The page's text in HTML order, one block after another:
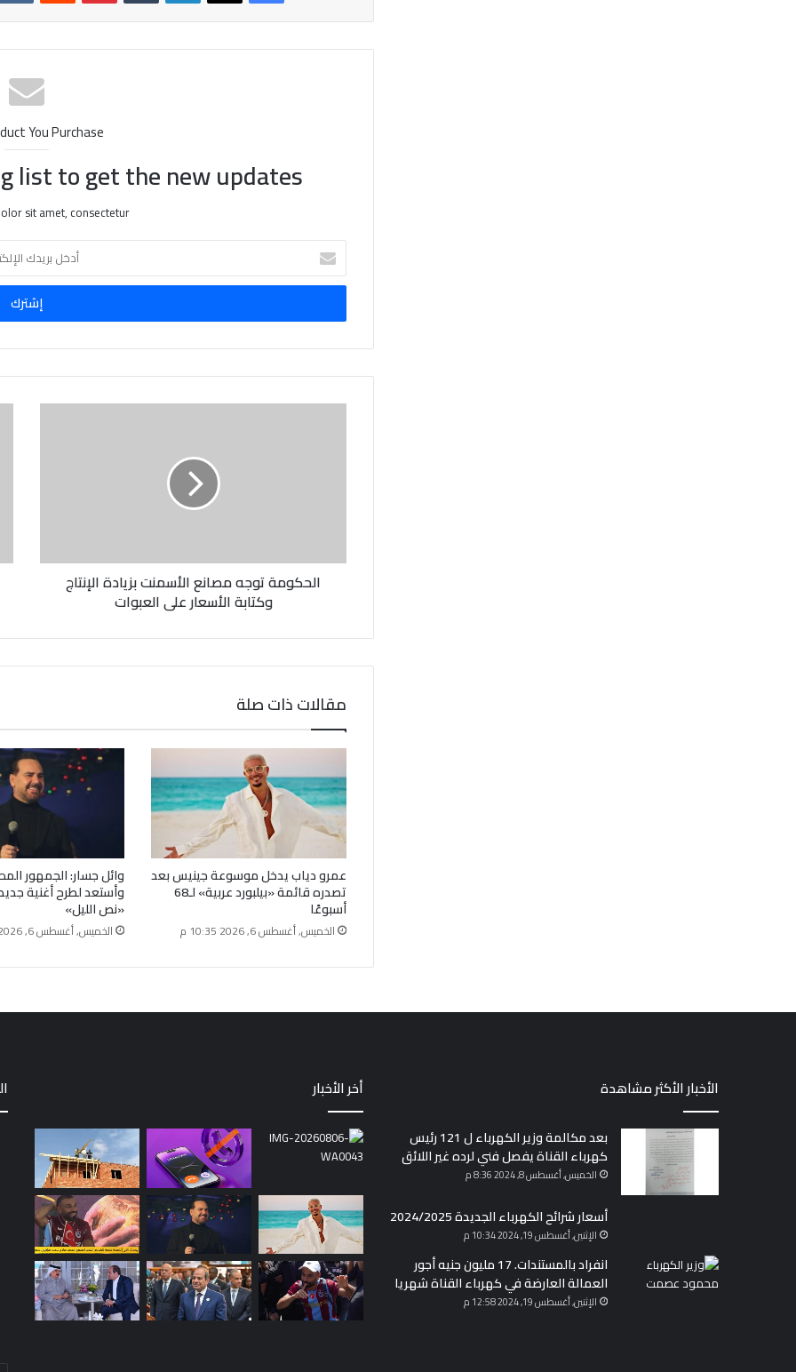
You Purchase
list to get the new updates!
sit amet, consectetur.
خ
ب
د
ك
ن
الحكومة توجه مصانع الأسمنت بزيادة الإنتاج
وكتابة الأسعار على العبوات
مقالات ذات صلة
عمرو دياب يدخل موسوعة جينيس بعد
تصدره قائمة «بيلبورد عربية» لـ68
أسبوعًا
الخميس, أغسطس 6, 2026 10:35 م
وائل جسار: الجمهور
وأستعد لطرح أغنية
«نص الليل»
الخميس, أغسطس 6, 2026 10:00 م
الأخبار الأكثر مشاهدة
بعد مكالمة وزير الكهرباء ل 121 رئيس
كهرباء القناة يفصل فني لرده غير اللائق
الخميس, أغسطس 8, 2024 8:36 م
أسعار شرائح الكهرباء الجديدة 2024/2025
الإثنين, أغسطس 19, 2024 10:34 م
انفراد بالمستندات. 17 مليون جنيه أجور
العمالة العارضة في كهرباء القناة شهريا
الإثنين, أغسطس 19, 2024 12:58 م
أخر الأخبار